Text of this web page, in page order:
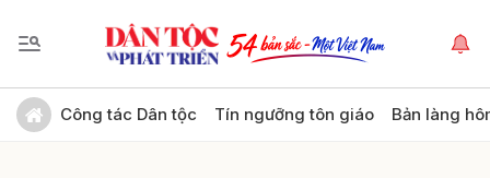
Công tác Dân tộc Tín ngưỡng tôn giáo Bản làng
Gửi bình luận